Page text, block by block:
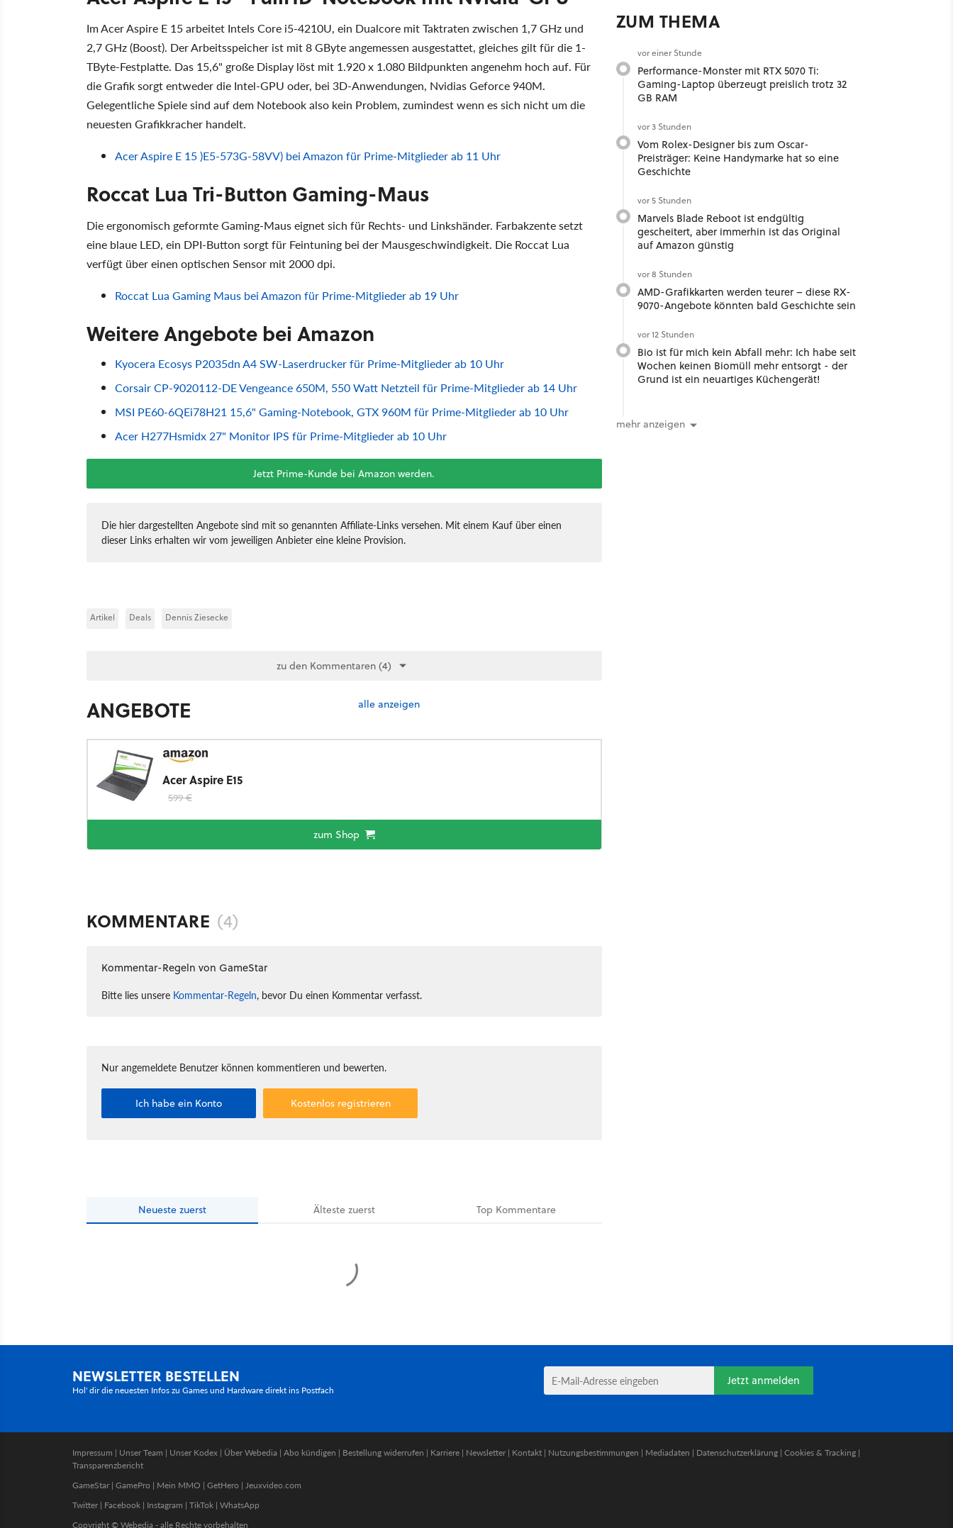
Im Acer Aspire E 15 arbeitet Intels Core i5-4210U, ein Dualcore mit Taktraten zwischen 1,7 GHz und
2,7 GHz (Boost). Der Arbeitsspeicher ist mit 8 GByte angemessen ausgestattet, gleiches gilt für die 1-
TByte-Festplatte. Das 15,6" große Display löst mit 1.920 x 1.080 Bildpunkten angenehm hoch auf. Für
die Grafik sorgt entweder die Intel-GPU oder, bei 3D-Anwendungen, Nvidias Geforce 940M.
Gelegentliche Spiele sind auf dem Notebook also kein Problem, zumindest wenn es sich nicht um die
neuesten Grafikkracher handelt.
Acer Aspire E 15 )E5-573G-58VV) bei Amazon für Prime-Mitglieder ab 11 Uhr
Roccat Lua Tri-Button Gaming-Maus
Die ergonomisch geformte Gaming-Maus eignet sich für Rechts- und Linkshänder. Farbakzente setzt
eine blaue LED, ein DPI-Button sorgt für Feintuning bei der Mausgeschwindigkeit. Die Roccat Lua
verfügt über einen optischen Sensor mit 2000 dpi.
Roccat Lua Gaming Maus bei Amazon für Prime-Mitglieder ab 19 Uhr
Weitere Angebote bei Amazon
Kyocera Ecosys P2035dn A4 SW-Laserdrucker für Prime-Mitglieder ab 10 Uhr
Corsair CP-9020112-DE Vengeance 650M, 550 Watt Netzteil für Prime-Mitglieder ab 14 Uhr
MSI PE60-6QEi78H21 15,6" Gaming-Notebook, GTX 960M für Prime-Mitglieder ab 10 Uhr
Acer H277Hsmidx 27" Monitor IPS für Prime-Mitglieder ab 10 Uhr
Jetzt Prime-Kunde bei Amazon werden.
Die hier dargestellten Angebote sind mit so genannten Affiliate-Links versehen. Mit einem Kauf über einen
dieser Links erhalten wir vom jeweiligen Anbieter eine kleine Provision.
Artikel Deals Dennis Ziesecke
zu den Kommentaren (4)
ANGEBOTE alle anzeigen
Acer Aspire E15
599 €
zum Shop
KOMMENTARE (4)
Kommentar-Regeln von GameStar
Bitte lies unsere Kommentar-Regeln, bevor Du einen Kommentar verfasst.
Nur angemeldete Benutzer können kommentieren und bewerten.
Ich habe ein Konto Kostenlos registrieren
Neueste zuerst Ältestezuerst Top Kommentare
ZUM THEMA
vor einer Stunde
Performance-Monster mit RTX 5070 Ti:
Gaming-Laptop überzeugt preislich trotz 32
GB RAM
vor 3 Stunden
Vom Rolex-Designer bis zum Oscar-
Preisträger: Keine Handymarke hat so eine
Geschichte
vor 5 Stunden
Marvels Blade Reboot ist endgültig
gescheitert, aber immerhin ist das Original
auf Amazon günstig
vor 8 Stunden
AMD-Grafikkarten werden teurer – diese RX-
9070-Angebote könnten bald Geschichte sein
vor 12 Stunden
Bio ist für mich kein Abfall mehr: Ich habe seit
Wochen keinen Biomüll mehr entsorgt - der
Grund ist ein neuartiges Küchengerät!
mehr anzeigen
NEWSLETTER BESTELLEN
Hol' dir die neuesten Infos zu Games und Hardware direkt ins Postfach
Jetzt anmelden
Impressum | Unser Team | Unser Kodex | Über Webedia | Abo kündigen | Bestellung widerrufen | Karriere | Newsletter | Kontakt | Nutzungsbestimmungen | Mediadaten | Datenschutzerklärung | Cookies & Tracking |
Transparenzbericht
GameStar | GamePro | Mein MMO | GetHero | Jeuxvideo.com
Twitter | Facebook | Instagram | TikTok | WhatsApp
Copyright © Webedia - alle Rechte vorbehalten